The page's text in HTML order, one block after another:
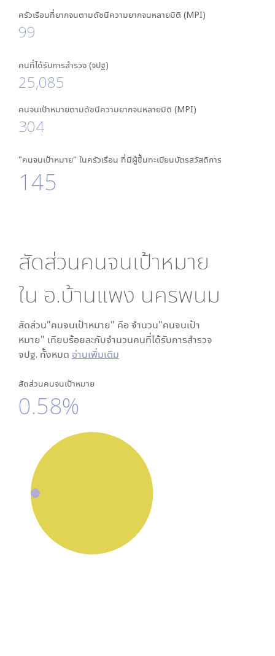
ครัวเรือนที่ยากจนตามดัชนีความยากจนหลายมิติ (MPI)
99
คนที่ได้รับการสำรวจ (จปฐ)
25,085
คนจนเป้าหมายตามดัชนีความยากจนหลายมิติ (MPI)
304
"คนจนเป้าหมาย" ในครัวเรือน ที่มีผู้ขึ้นทะเบียนบัตรสวัสดิการ
145
สัดส่วนคนจนเป้าหมาย
ใน อ.บ้านแพง นครพนม
สัดส่วน"คนจนเป้าหมาย" คือ จำนวน"คนจนเป้า
หมาย" เทียบร้อยละกับจำนวนคนที่ได้รับการสำรวจ
จปฐ. ทั้งหมด อ่านเพิ่มเติม
สัดส่วนคนจนเป้าหมาย
0.58%